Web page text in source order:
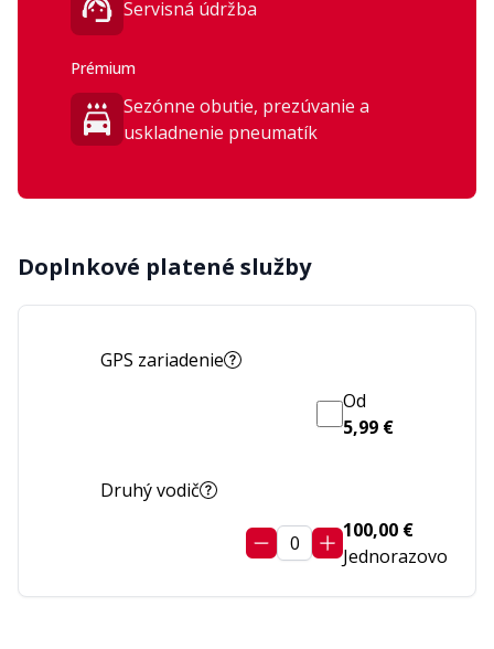
Servisná údržba
Prémium
Sezónne obutie, prezúvanie a
uskladnenie pneumatík
Doplnkové platené služby
GPS zariadenie
Od
5,99 €
Druhý vodič
0
100,00 €
Jednorazovo